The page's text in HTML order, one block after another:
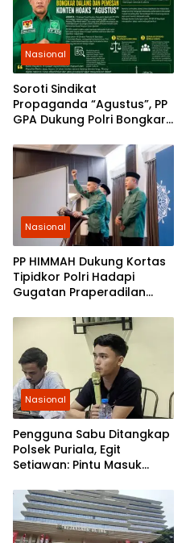
Nasional
Soroti Sindikat
Propaganda “Agustus”, PP
GPA Dukung Polri Bongkar
Konten Hoaks
Nasional
PP HIMMAH Dukung Kortas
Tipidkor Polri Hadapi
Gugatan Praperadilan
Nasional
Pengguna Sabu Ditangkap
Polsek Puriala, Egit
Setiawan: Pintu Masuk